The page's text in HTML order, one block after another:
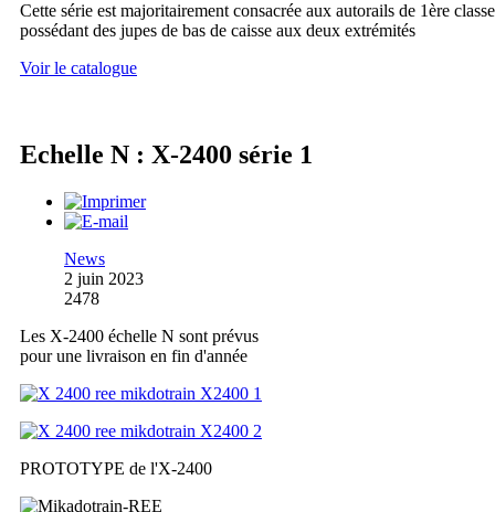
Cette série est majoritairement consacrée aux autorails de 1ère classe
possédant des jupes de bas de caisse aux deux extrémités
Voir le catalogue
Echelle N : X-2400 série 1
News
2 juin 2023
2478
Les X-2400 échelle N sont prévus
pour une livraison en fin d'année
PROTOTYPE de l'X-2400